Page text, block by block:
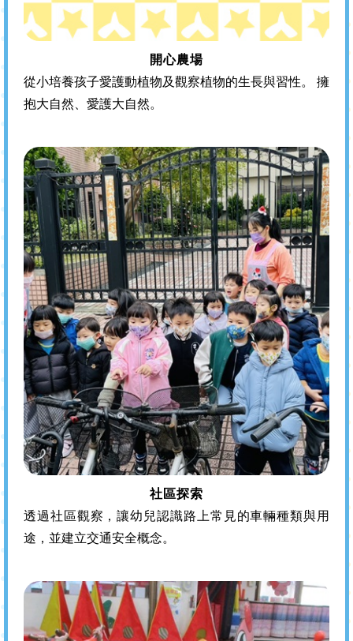
開心農場
從小培養孩子愛護動植物及觀察植物的生長與習性。 擁
抱大自然、愛護大自然。
社區探索
透過社區觀察，讓幼兒認識路上常見的車輛種類與用
途，並建立交通安全概念。